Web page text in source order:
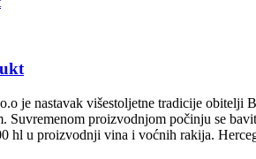
je nastavak višestoljetne tradicije
Suvremenom proizvodnjom počinju se
hl u proizvodnji vina i voćnih rakija.